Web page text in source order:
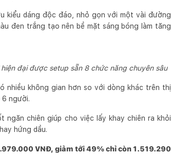
kiểu dáng độc đáo, nhỏ gọn với một vài đường
đen trắng tạo nên bề mặt sáng bóng làm tăng
đại được setup sẵn 8 chức năng chuyên sâu
nhiều không gian hơn so với dòng khác trên thị
người.
chiên giúp cho việc lấy khay chiên ra khỏi
hứng dầu.
VNĐ, giảm tới 49% chỉ còn 1.519.290